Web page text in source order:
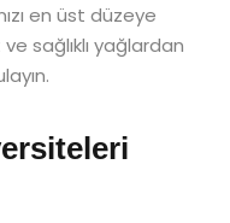
en üst düzeye
sağlıklı yağlardan